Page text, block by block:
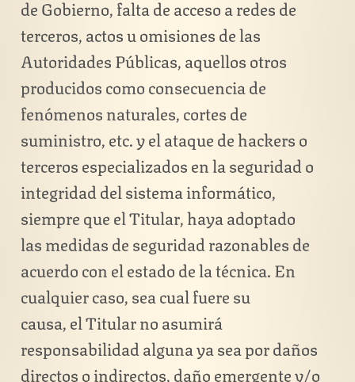
de Gobierno, falta de acceso a redes de
terceros, actos u omisiones de las
Autoridades Públicas, aquellos otros
producidos como consecuencia de
fenómenos naturales, cortes de
suministro, etc. y el ataque de hackers o
terceros especializados en la seguridad o
integridad del sistema informático,
siempre que el Titular, haya adoptado
las medidas de seguridad razonables de
acuerdo con el estado de la técnica. En
cualquier caso, sea cual fuere su
causa, el Titular no asumirá
responsabilidad alguna ya sea por daños
directos o indirectos, daño emergente y/o